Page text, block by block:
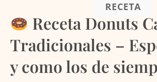
RECETA
Receta Donuts
Tradicionales –
y como los de